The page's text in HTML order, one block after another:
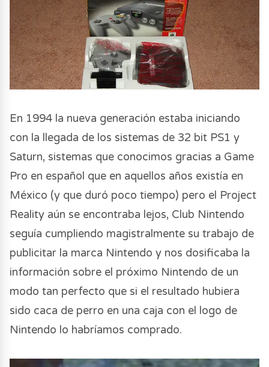
En 1994 la nueva generación estaba iniciando
con la llegada de los sistemas de 32 bit PS1 y
Saturn, sistemas que conocimos gracias a Game
Pro en español que en aquellos años existía en
México (y que duró poco tiempo) pero el Project
Reality aún se encontraba lejos, Club Nintendo
seguía cumpliendo magistralmente su trabajo de
publicitar la marca Nintendo y nos dosificaba la
información sobre el próximo Nintendo de un
modo tan perfecto que si el resultado hubiera
sido caca de perro en una caja con el logo de
Nintendo lo habríamos comprado.